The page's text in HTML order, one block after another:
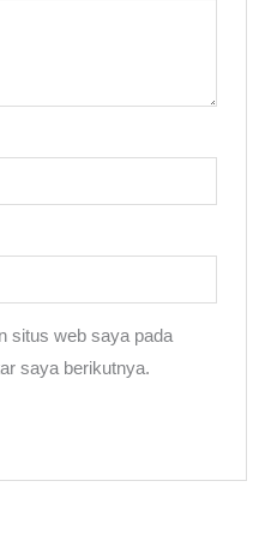
situs web saya pada
saya berikutnya.